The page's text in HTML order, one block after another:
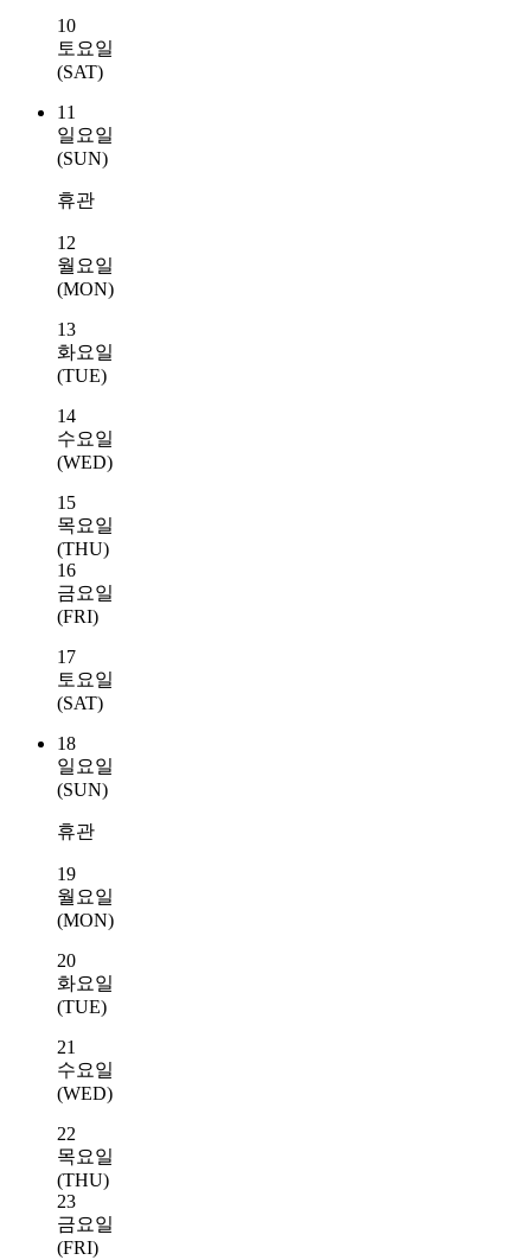
10
토요일
(SAT)
11
일요일
(SUN)
휴관
12
월요일
(MON)
13
화요일
(TUE)
14
수요일
(WED)
15
목요일
(THU)
16
금요일
(FRI)
17
토요일
(SAT)
18
일요일
(SUN)
휴관
19
월요일
(MON)
20
화요일
(TUE)
21
수요일
(WED)
22
목요일
(THU)
23
금요일
(FRI)